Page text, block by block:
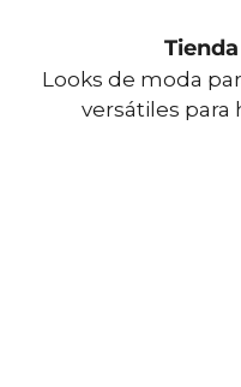
Looks de moda
versátiles para